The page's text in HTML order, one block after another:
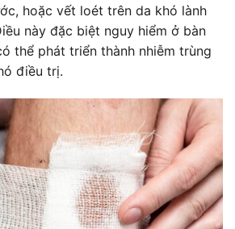
hoặc vết loét trên da khó lành
này đặc biệt nguy hiểm ở bàn
thể phát triển thành nhiễm trùng
điều trị.